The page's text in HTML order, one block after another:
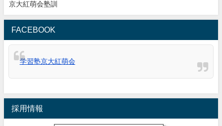
京大紅萌会塾訓
FACEBOOK
学習塾京大紅萌会
採用情報